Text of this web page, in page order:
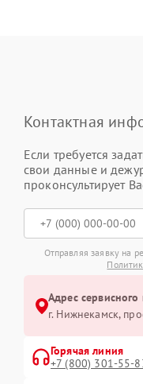
Контактная
Если требуется
свои данные и
проконсультирует
Отправляя заявку на
Адрес
г. Нижнекамск,
Горячая линия
+7 (800) 301-55-